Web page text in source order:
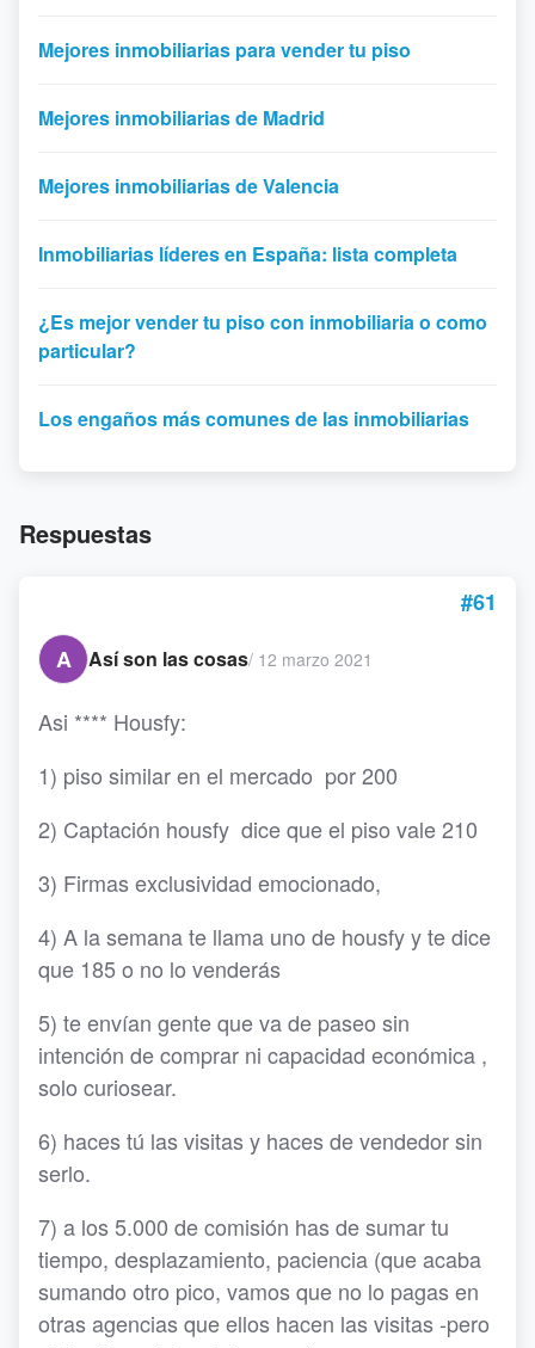
Mejores inmobiliarias para vender tu piso
Mejores inmobiliarias de Madrid
Mejores inmobiliarias de Valencia
Inmobiliarias líderes en España: lista completa
¿Es mejor vender tu piso con inmobiliaria o como
particular?
Los engaños más comunes de las inmobiliarias
Respuestas
#61
A
Así son las cosas/ 12 marzo 2021
Asi **** Housfy:
1) piso similar en el mercado por 200
2) Captación housfy dice que el piso vale 210
3) Firmas exclusividad emocionado,
4) A la semana te llama uno de housfy y te dice
que 185 o no lo venderás
5) te envían gente que va de paseo sin
intención de comprar ni capacidad económica ,
solo curiosear.
6) haces tú las visitas y haces de vendedor sin
serlo.
7) a los 5.000 de comisión has de sumar tu
tiempo, desplazamiento, paciencia (que acaba
sumando otro pico, vamos que no lo pagas en
otras agencias que ellos hacen las visitas -pero